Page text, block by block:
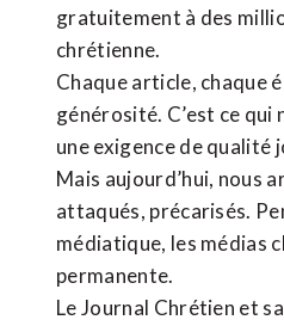
gratuitement à des
chrétienne.
Chaque article, chaque
générosité. C’est ce
une exigence de qualité
Mais aujourd’hui, nous
attaqués, précarisés.
médiatique, les médias
permanente.
Le Journal Chrétien et